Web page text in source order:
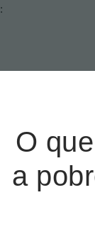
:
O
a